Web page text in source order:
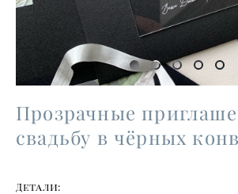
Прозрачные
свадьбу в чёрных
Детали: